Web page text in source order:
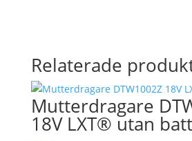
Relaterade
Mutterdragare
18V LXT® utan